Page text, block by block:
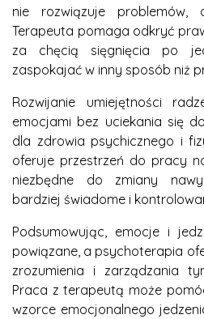
nie rozwiązuje
Terapeuta pomaga odkryć
za chęcią sięgnięcia po
zaspokajać w inny sposób niż
Rozwijanie umiejętności
emocjami bez uciekania się
dla zdrowia psychicznego i
oferuje przestrzeń do pracy
niezbędne do zmiany
bardziej świadome i
Podsumowując, emocje i
powiązane, a psychoterapia
zrozumienia i zarządzania
Praca z terapeutą może
wzorce emocjonalnego